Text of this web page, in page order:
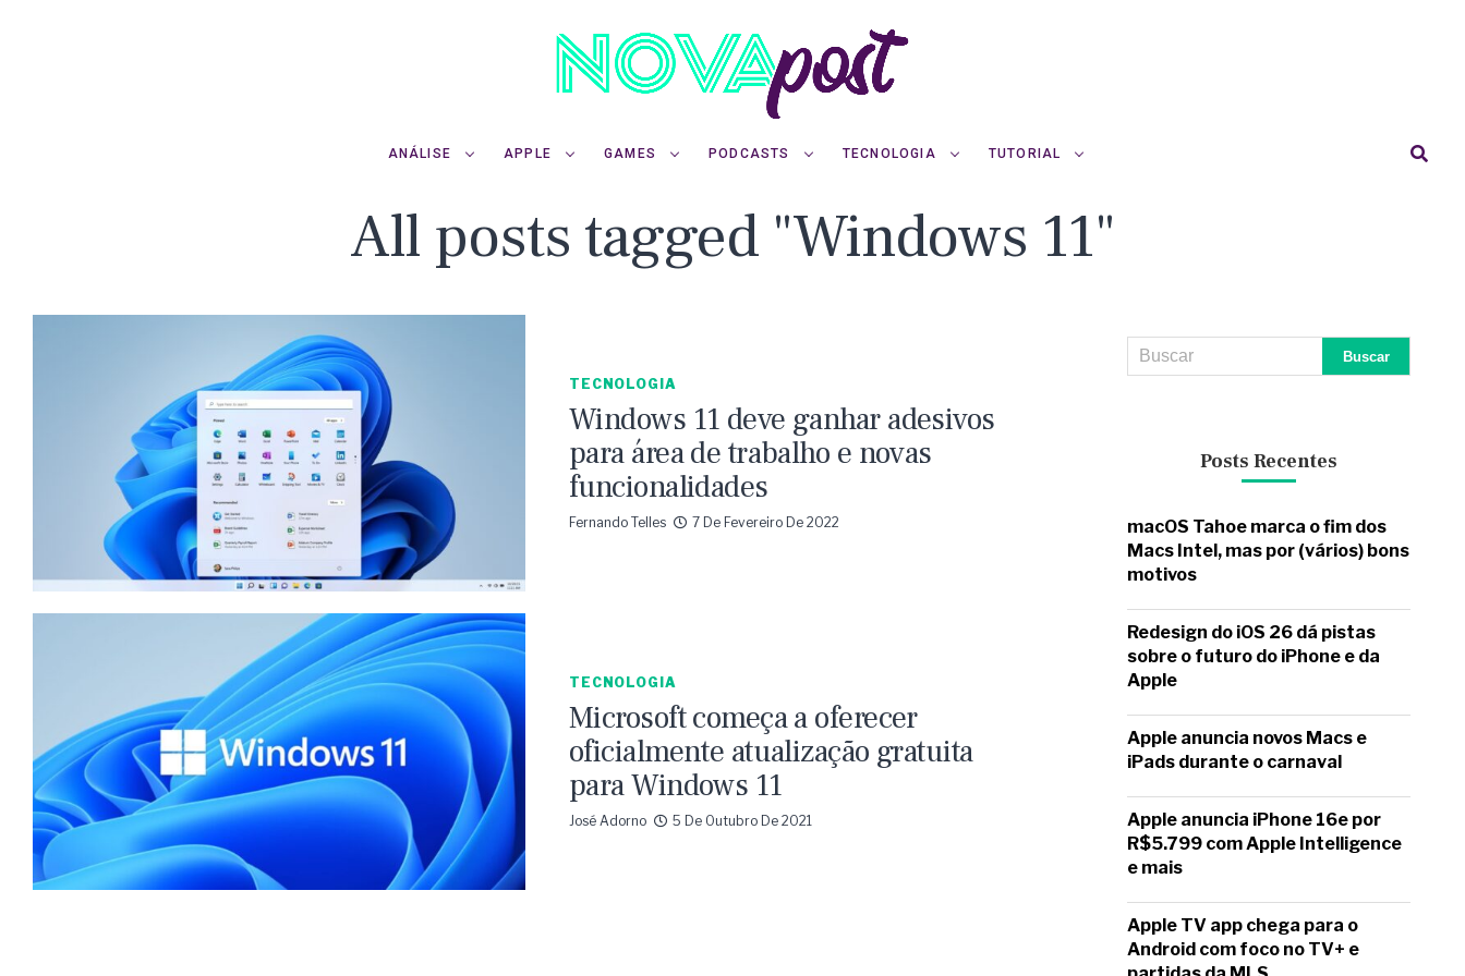
ANÁLISE APPLE GAMES PODCASTS TECNOLOGIA TUTORIAL
All posts tagged "Windows 11"
TECNOLOGIA
Windows 11 deve ganhar adesivos
para área de trabalho e novas
funcionalidades
Fernando Telles 7 De Fevereiro De 2022
TECNOLOGIA
Microsoft começa a oferecer
oficialmente atualização gratuita
para Windows 11
José Adorno 5 De Outubro De 2021
Posts Recentes
macOS Tahoe marca o fim dos
Macs Intel, mas por (vários) bons
motivos
Redesign do iOS 26 dá pistas
sobre o futuro do iPhone e da
Apple
Apple anuncia novos Macs e
iPads durante o carnaval
Apple anuncia iPhone 16e por
R$5.799 com Apple Intelligence
e mais
Apple TV app chega para o
Android com foco no TV+ e